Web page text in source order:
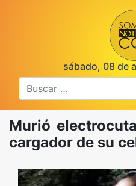
sábado, 08 de
Murió
cargador de su